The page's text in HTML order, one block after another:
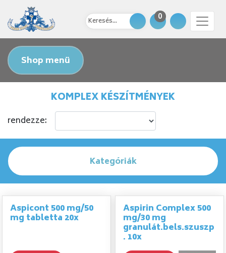
0
Shop menü
KOMPLEX KÉSZÍTMÉNYEK
rendezze:
Kategóriák
Aspicont 500 mg/50
mg tabletta 20x
Aspirin Complex 500
mg/30 mg
granulát.bels.szuszp
. 10x